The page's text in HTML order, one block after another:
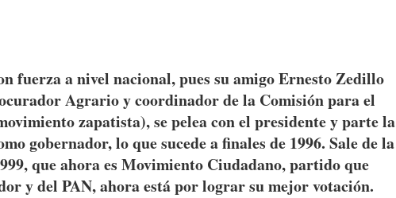
fuerza a nivel nacional, pues su amigo Ernesto Zedillo
Agrario y coordinador de la Comisión para el
zapatista), se pelea con el presidente y parte la
gobernador, lo que sucede a finales de 1996. Sale de la
que ahora es Movimiento Ciudadano, partido que
y del PAN, ahora está por lograr su mejor votación.